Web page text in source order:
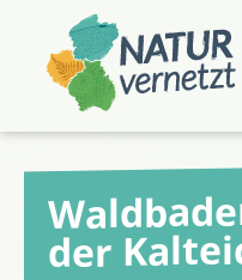
Hauptmenü
springen
Hauptinhalt
springen
der